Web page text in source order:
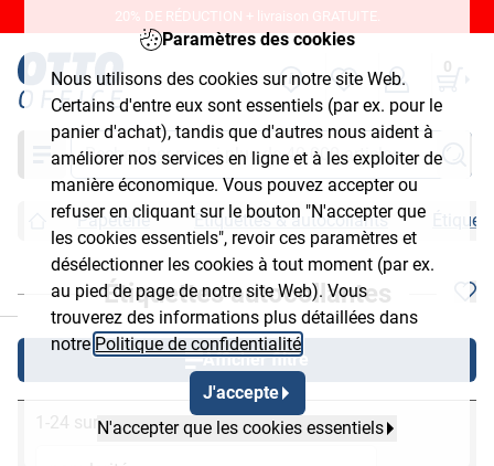
Paramètres des cookies
Nous utilisons des cookies sur notre site Web.
Certains d'entre eux sont essentiels (par ex. pour le
panier d'achat), tandis que d'autres nous aident à
améliorer nos services en ligne et à les exploiter de
manière économique. Vous pouvez accepter ou
refuser en cliquant sur le bouton "N'accepter que
les cookies essentiels", revoir ces paramètres et
désélectionner les cookies à tout moment (par ex.
au pied de page de notre site Web). Vous
trouverez des informations plus détaillées dans
notre Politique de confidentialité
J'accepte
N'accepter que les cookies essentiels
20% DE RÉDUCTION + livraison GRATUITE.
0
Chercher
Papeterie Étiquettes & autocollants
Étiquettes autocollantes
Afficher filtre
1-24 sur 290